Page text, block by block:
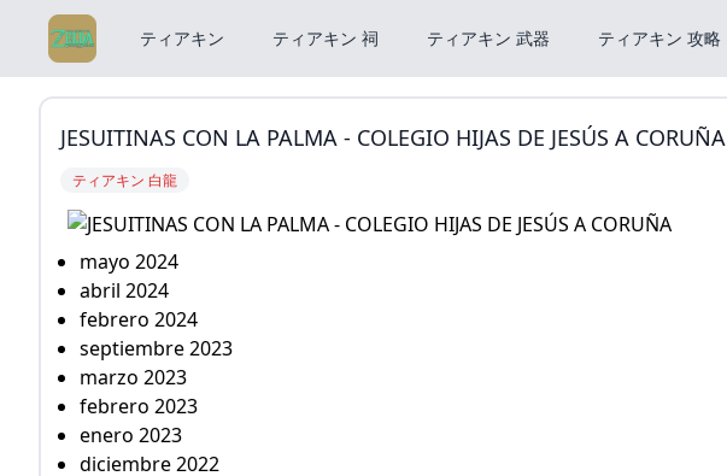
ティアキン ティアキン 祠 ティアキン 武器 ティアキン 攻略
JESUITINAS CON LA PALMA - COLEGIO HIJAS DE JESÚS A CORUÑA
ティアキン 白龍
mayo 2024
abril 2024
febrero 2024
septiembre 2023
marzo 2023
febrero 2023
enero 2023
diciembre 2022